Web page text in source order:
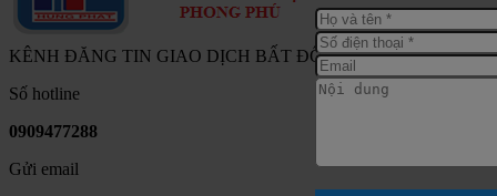
KÊNH ĐĂNG TIN GIAO DỊCH BẤT ĐỘNG SẢN NAM SÀI
Số hotline
0909477288
Gửi email